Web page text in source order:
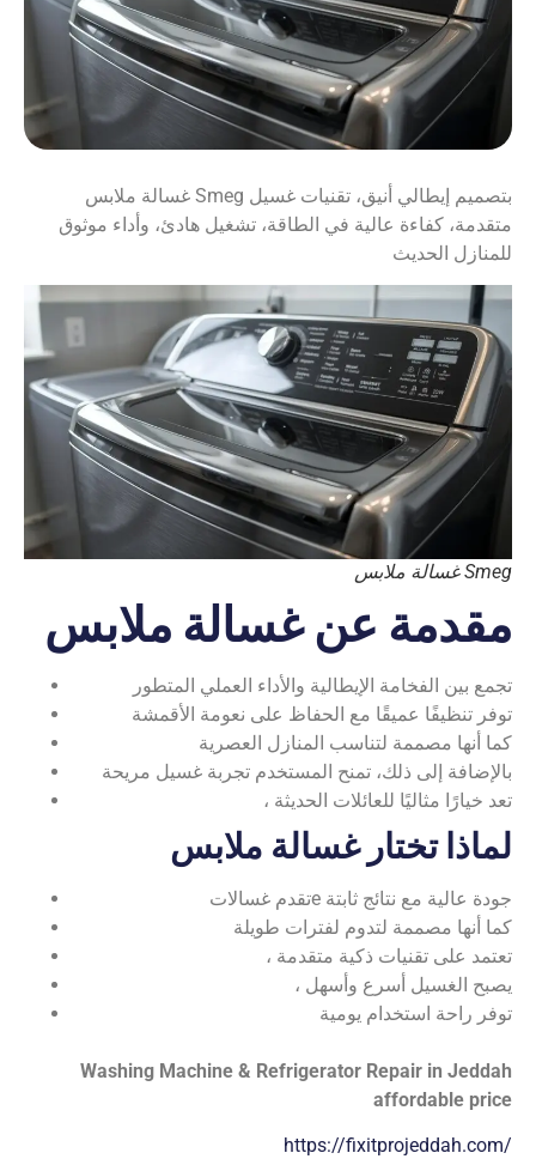
غسالة ملابس Smeg بتصميم إيطالي أنيق، تقنيات غسيل
متقدمة، كفاءة عالية في الطاقة، تشغيل هادئ، وأداء موثوق
للمنازل الحديث
غسالة ملابس Smeg
مقدمة عن غسالة ملابس
تجمع بين الفخامة الإيطالية والأداء العملي المتطور
توفر تنظيفًا عميقًا مع الحفاظ على نعومة الأقمشة
كما أنها مصممة لتناسب المنازل العصرية
بالإضافة إلى ذلك، تمنح المستخدم تجربة غسيل مريحة
، تعد خيارًا مثاليًا للعائلات الحديثة
لماذا تختار غسالة ملابس
تقدم غسالاتe جودة عالية مع نتائج ثابتة
كما أنها مصممة لتدوم لفترات طويلة
، تعتمد على تقنيات ذكية متقدمة
، يصبح الغسيل أسرع وأسهل
توفر راحة استخدام يومية
Washing Machine & Refrigerator Repair in Jeddah
affordable price
https://fixitprojeddah.com/